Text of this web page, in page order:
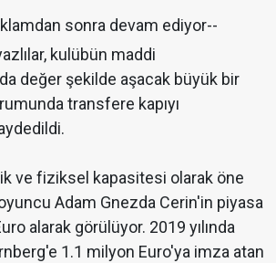
sonra devam ediyor--
kulübün maddi
değer şekilde aşacak büyük bir
transfere kapıyı
ve fiziksel kapasitesi olarak öne
Adam Gnezda Cerin'in piyasa
alarak görülüyor. 2019 yılında
1.1 milyon Euro'ya imza atan